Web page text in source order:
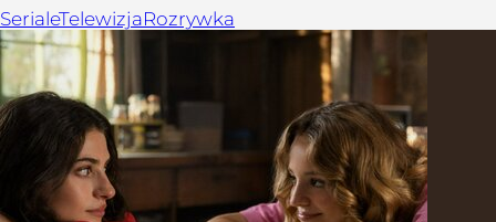
SerialeTelewizjaRozrywka